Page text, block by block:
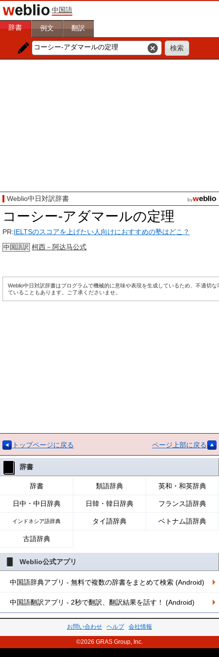
中国語
辞書 例文 翻訳
Weblio中日対訳辞書
コーシー-アダマールの定理
PR:IELTSのスコアを上げたい人向けにおすすめの塾はどこ？
中国語訳 柯西－阿达马公式
Weblio中日対訳辞書はプログラムで機械的に意味や表現を生成しているため、不適切な
ていることもあります。ご了承くださいませ。
トップページに戻る ページ上部に戻る
辞書
辞書 類語辞典 英和・和英辞典
日中・中日辞典 日韓・韓日辞典 フランス語辞典
インドネシア語辞典 タイ語辞典 ベトナム語辞典
古語辞典
Weblio公式アプリ
中国語辞典アプリ - 無料で複数の辞書をまとめて検索 (Android)
中国語翻訳アプリ - 2秒で翻訳、翻訳結果を話す！ (Android)
お問い合わせ ヘルプ 会社情報
©2026 GRAS Group, Inc.